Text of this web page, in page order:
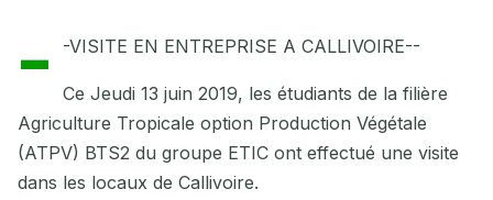
- -VISITE EN ENTREPRISE A CALLIVOIRE--
Ce Jeudi 13 juin 2019, les étudiants de la filière
Agriculture Tropicale option Production Végétale
(ATPV) BTS2 du groupe ETIC ont effectué une visite
dans les locaux de Callivoire.